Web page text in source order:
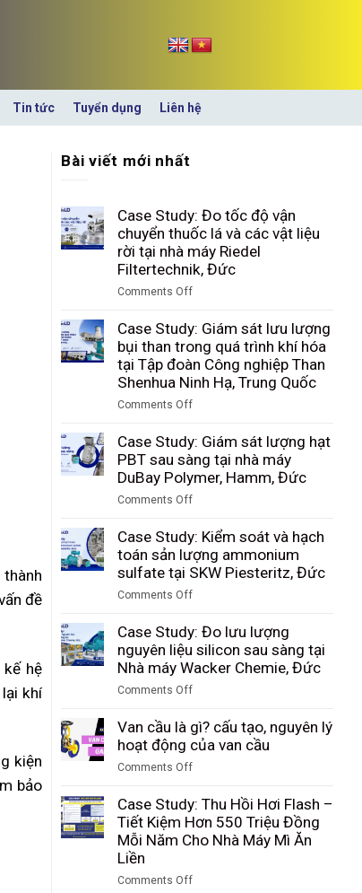
Tin tức Tuyển dụng Liên hệ
đề
hệ
khí
kiện
bảo
Bài viết mới nhất
Case Study: Đo tốc độ vận
chuyển thuốc lá và các vật liệu
rời tại nhà máy Riedel
Filtertechnik, Đức
Comments Off
Case
Study:
Đo
tốc
vận
thuốc
lá
và
các
liệu
rời
tại
nhà
máy
Filtertechnik,
Đức
Case Study: Giám sát lưu lượng
bụi than trong quá trình khí hóa
tại Tập đoàn Công nghiệp Than
Shenhua Ninh Hạ, Trung Quốc
Comments Off
Case
Study:
Giám
lưu
bụi
than
trong
quá
khí
tại
Tập
đoàn
nghiệp
Than
Shenhua
Trung
Quốc
Case Study: Giám sát lượng hạt
PBT sau sàng tại nhà máy
DuBay Polymer, Hamm, Đức
Comments Off
Case
Study:
Giám
lượng
PBT
sau
sàng
tại
máy
DuBay
Polymer,
Hamm,
Case Study: Kiểm soát và hạch
toán sản lượng ammonium
sulfate tại SKW Piesteritz, Đức
Comments Off
Case
Study:
Kiểm
và
toán
sản
lượng
sulfate
tại
SKW
Piesteritz,
Đức
Case Study: Đo lưu lượng
nguyên liệu silicon sau sàng tại
Nhà máy Wacker Chemie, Đức
Comments Off
Case
Study:
lưu
nguyên
liệu
silicon
sau
sàng
Van cầu là gì? cấu tạo, nguyên lý
hoạt động của van cầu
Comments Off
Van
cầu
là
gì?
cấu
tạo,
Case Study: Thu Hồi Hơi Flash –
Tiết Kiệm Hơn 550 Triệu Đồng
Mỗi Năm Cho Nhà Máy Mì Ăn
Liền
Comments Off